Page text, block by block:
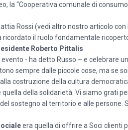
la “Cooperativa comunale di
Rossi (vedi altro nostro articolo con
ricordato il ruolo fondamentale
Roberto Pittalis
- ha detto Russo – e celebrare
sempre dalle piccole cose, ma se
costruzione della cultura
della solidarietà. Vi siamo grati
sostegno al territorio e alle
era quella di offrire a Soci clienti